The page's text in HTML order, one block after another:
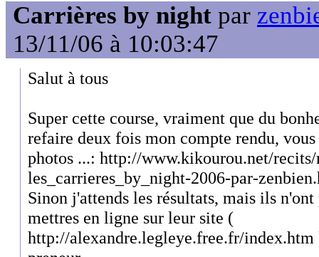
Carrières by night par
13/11/06 à 10:03:47
Salut à tous
Super cette course, vraiment que du
refaire deux fois mon compte rendu,
photos ...: http://www.kikourou.net/
les_carrieres_by_night-2006-par-
Sinon j'attends les résultats, mais ils n'ont
mettres en ligne sur leur site (
http://alexandre.legleye.free.fr/index.htm